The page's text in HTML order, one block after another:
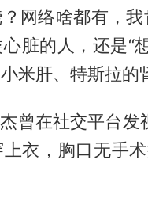
网络啥都有，
脏的人，还是“
米肝、特斯拉的
曾在社交平台发
衣，胸口无手